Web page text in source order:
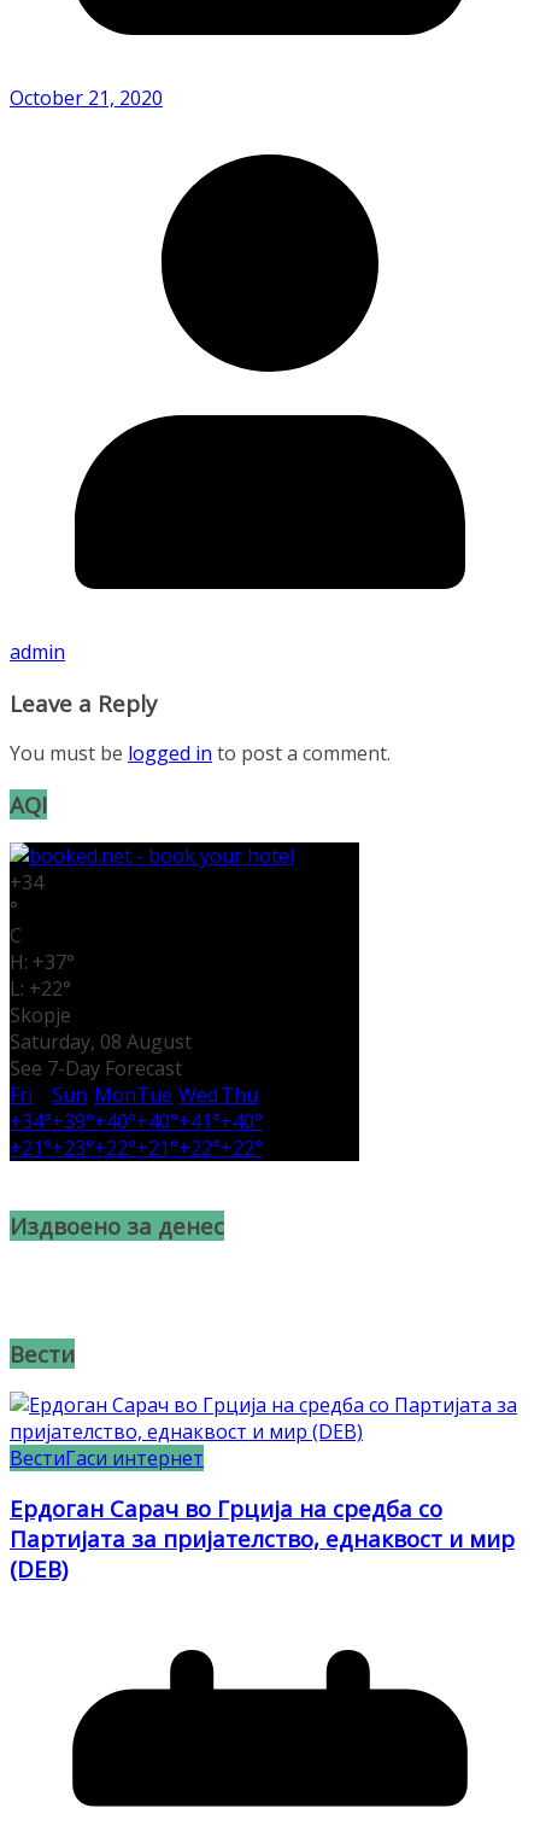
October 21, 2020
admin
Leave a Reply
You must be logged in to post a comment.
AQI
+34
°
C
H: +37°
L: +22°
Skopje
Saturday, 08 August
See 7-Day Forecast
Fri
Sun MonTue WedThu
+34°+39°+40°+40°+41°+40°
+21°+23°+22°+21°+22°+22°
Издвоено за денес
Вести
ВестиГаси интернет
Ердоган Сарач во Грција на средба со
Партијата за пријателство, еднаквост и мир
(DEB)